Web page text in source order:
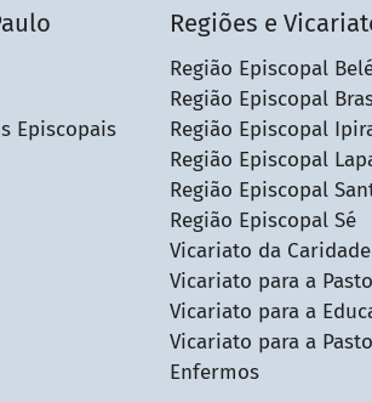
Episcopais
Regiões e
Região Episcopal
Região Episcopal
Região Episcopal
Região Episcopal
Região Episcopal
Região Episcopal Sé
Vicariato da
Vicariato para a
Vicariato para a
Vicariato para a
Enfermos